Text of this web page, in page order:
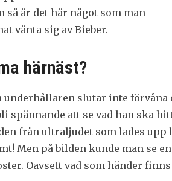
så är det här något som man
vänta sig av Bieber.
härnäst?
slutar inte förvåna
spännande att se vad han ska
från ultraljudet som lades upp
Men på bilden kunde man se
Oavsett vad som händer